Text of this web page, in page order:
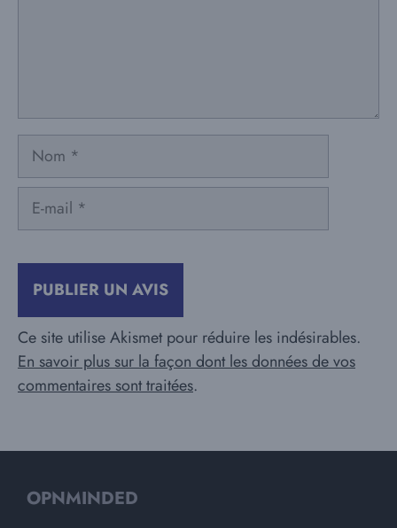
Nom
Ce site utilise Akismet pour réduire les indésirables.
En savoir plus sur la façon dont les données de vos
commentaires sont traitées.
OPNMINDED